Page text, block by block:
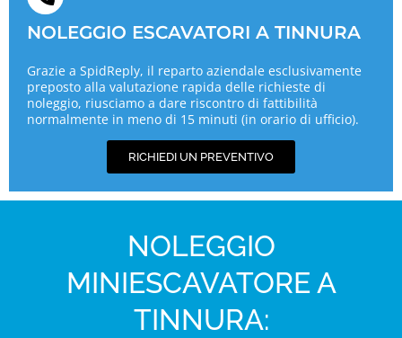
NOLEGGIO ESCAVATORI A TINNURA
Grazie a SpidReply, il reparto aziendale esclusivamente
preposto alla valutazione rapida delle richieste di
noleggio, riusciamo a dare riscontro di fattibilità
normalmente in meno di 15 minuti (in orario di ufficio).
RICHIEDI UN PREVENTIVO
NOLEGGIO
MINIESCAVATORE A
TINNURA: